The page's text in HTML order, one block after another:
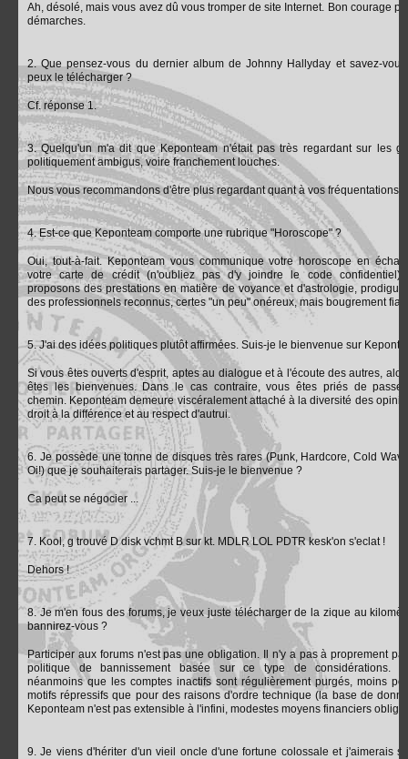
Ah, désolé, mais vous avez dû vous tromper de site Internet. Bon courage
démarches.
2. Que pensez-vous du dernier album de Johnny Hallyday et savez-
peux le télécharger ?
Cf. réponse 1.
3. Quelqu'un m'a dit que Keponteam n'était pas très regardant sur les
politiquement ambigus, voire franchement louches.
Nous vous recommandons d'être plus regardant quant à vos fréquentations.
4. Est-ce que Keponteam comporte une rubrique "Horoscope" ?
Oui, tout-à-fait. Keponteam vous communique votre horoscope en
votre carte de crédit (n'oubliez pas d'y joindre le code confidentiel).
proposons des prestations en matière de voyance et d'astrologie,
des professionnels reconnus, certes "un peu" onéreux, mais bougrement
5. J'ai des idées politiques plutôt affirmées. Suis-je le bienvenue sur
Si vous êtes ouverts d'esprit, aptes au dialogue et à l'écoute des autres,
êtes les bienvenues. Dans le cas contraire, vous êtes priés de
chemin. Keponteam demeure viscéralement attaché à la diversité des
droit à la différence et au respect d'autrui.
6. Je possède une tonne de disques très rares (Punk, Hardcore, Cold
Oi!) que je souhaiterais partager. Suis-je le bienvenue ?
Ca peut se négocier ...
7. Kool, g trouvé D disk vchmt B sur kt. MDLR LOL PDTR kesk'on s'eclat !
Dehors !
8. Je m'en fous des forums, je veux juste télécharger de la zique au
bannirez-vous ?
Participer aux forums n'est pas une obligation. Il n'y a pas à proprement
politique de bannissement basée sur ce type de considérations.
néanmoins que les comptes inactifs sont régulièrement purgés, moins
motifs répressifs que pour des raisons d'ordre technique (la base de
Keponteam n'est pas extensible à l'infini, modestes moyens financiers
9. Je viens d'hériter d'un vieil oncle d'une fortune colossale et j'aimerais